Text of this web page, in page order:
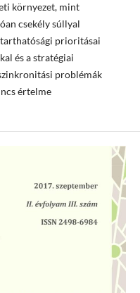
környezet, mint
csekély súllyal
prioritásai
és a stratégiai
problémák
értelme